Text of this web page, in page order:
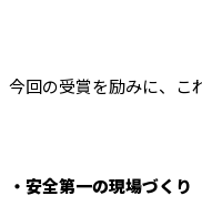
今回の受賞を励みに、こ
・安全第一の現場づくり